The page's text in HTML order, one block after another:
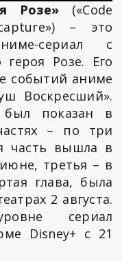
Розе» («Code
– это
сериал с
героя Розе. Его
событий аниме
Воскресший».
показан в
– по три
часть вышла в
третья – в
глава, была
2 августа.
сериал
Disney+ с 21